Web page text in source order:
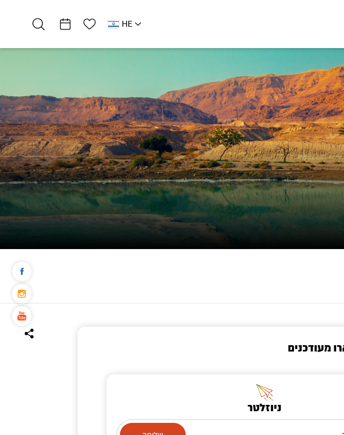
HE
רשימת מועדפים
מעודכנים
ניוזלטר
מקומיים
גיא פיסטרוב